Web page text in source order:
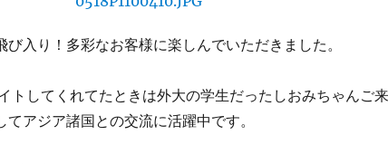
入り！多彩なお客様に楽しんでいただきました。
トしてくれてたときは外大の学生だったしおみちゃんご来
アジア諸国との交流に活躍中です。